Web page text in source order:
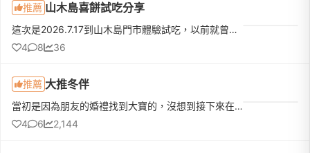
推薦 山木島喜餅試吃分享
這次是2026.7.17到山木島門市體驗試吃，以前就曾經收過他們家的喜餅，連什麼時候收到、誰送的、好不好吃都忘了，但還是記得這家餅很漂亮（那個花！顏控無誤）所以就排進了試吃名單！先給大家看一下口味：試吃體驗和...
4
8 36
推薦 大推冬伴
當初是因為朋友的婚禮找到大寶的，沒想到接下來在各個婚禮都多次看到這位攝影師，果然好的攝影師大家都會搶破頭xD謝謝大寶及團隊、新秘小月的協助，整個拍攝過程氣氛歡樂融洽，很幸運的每個想要的場景、樣態都拍到，...
4
6 2,144